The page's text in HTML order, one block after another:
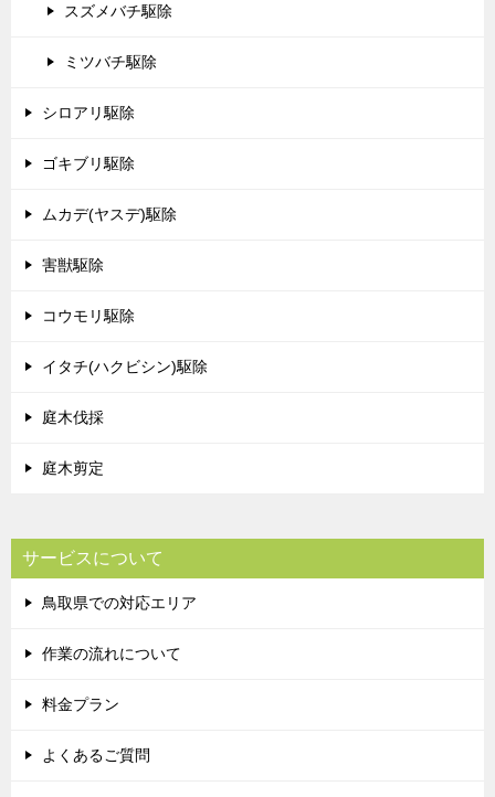
スズメバチ駆除
ミツバチ駆除
シロアリ駆除
ゴキブリ駆除
ムカデ(ヤスデ)駆除
害獣駆除
コウモリ駆除
イタチ(ハクビシン)駆除
庭木伐採
庭木剪定
サービスについて
鳥取県での対応エリア
作業の流れについて
料金プラン
よくあるご質問